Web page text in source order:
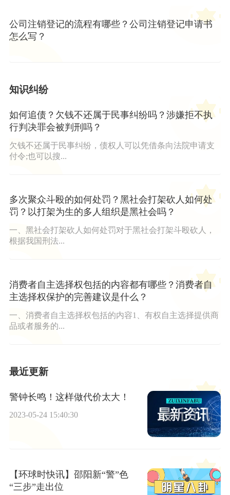
公司注销登记的流程有哪些？公司注销登记申请书
怎么写？
知识纠纷
如何追债？欠钱不还属于民事纠纷吗？涉嫌拒不执
行判决罪会被判刑吗？
欠钱不还属于民事纠纷，债权人可以凭借条向法院申请支
付令;也可以搜...
多次聚众斗殴的如何处罚？黑社会打架砍人如何处
罚？以打架为生的多人组织是黑社会吗？
一、黑社会打架砍人如何处罚对于黑社会打架斗殴砍人，
根据我国刑法...
消费者自主选择权包括的内容都有哪些？消费者自
主选择权保护的完善建议是什么？
一、消费者自主选择权包括的内容1、有权自主选择提供商
品或者服务的...
最近更新
警钟长鸣！这样做代价太大！
2023-05-24 15:40:30
【环球时快讯】邵阳新“警”色
“三步”走出位